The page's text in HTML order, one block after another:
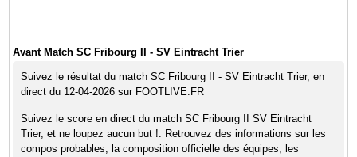
Avant Match SC Fribourg II - SV Eintracht Trier
Suivez le résultat du match SC Fribourg II - SV Eintracht Trier, en
direct du 12-04-2026 sur FOOTLIVE.FR
Suivez le score en direct du match SC Fribourg II SV Eintracht
Trier, et ne loupez aucun but !. Retrouvez des informations sur les
compos probables, la composition officielle des équipes, les